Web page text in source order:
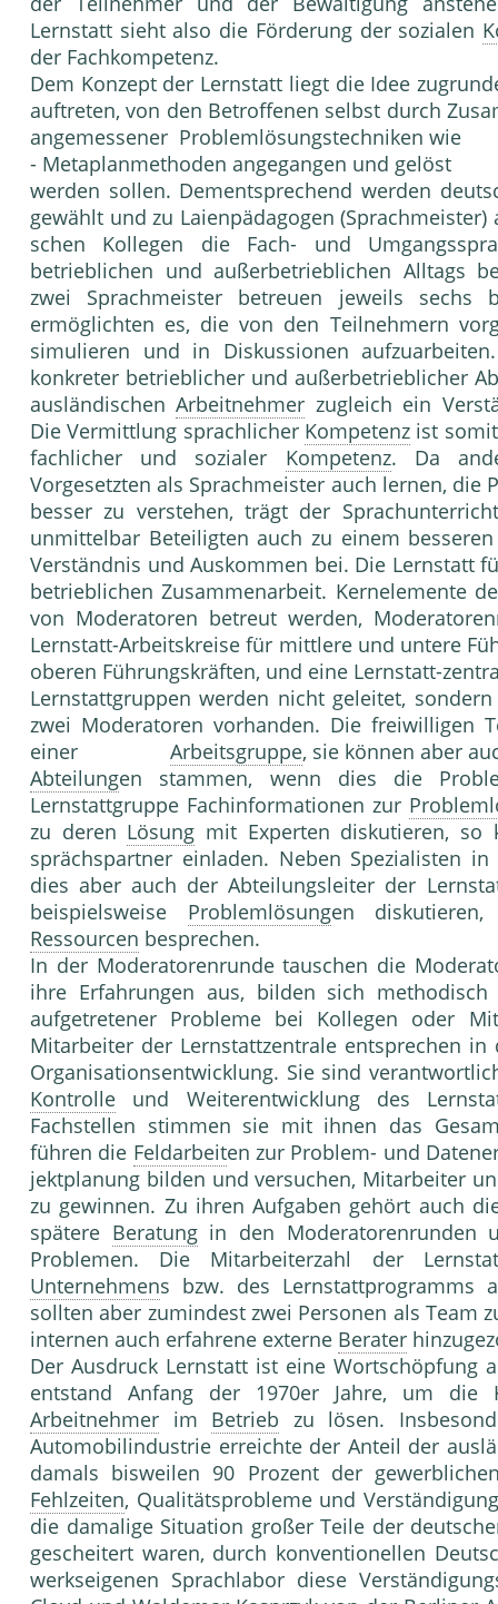
Lernstatt sieht also die Förderung der so­zialen
der Fachkompetenz.
Dem Konzept der Lernstatt liegt die Idee
auftre­ten, von den Betroffenen selbst durch
angemessener Problemlösungstechniken wie
- Metaplanmethoden angegangen und gelöst
werden sollen. Dementsprechend werden
gewählt und zu Laienpädagogen
schen Kollegen die Fach- und
betrieblichen und außerbetrieblichen Alltags
zwei Sprachmeister be­treuen jeweils
ermöglichten es, die von den Teil­nehmern
simulieren und in Diskussionen
konkreter betrieblicher und außerbetrieblicher
ausländischenArbeitnehmer zugleich ein
Die Vermittlung sprachlicher Kompetenzist somit
fachlicher und sozialer Kompetenz. Da
Vorgesetzten als Sprachmeister auch lernen,
besser zu verste­hen, trägt der
unmittelbar Beteiligten auch zu einem
Verständnis und Auskommen bei. Die Lernstatt
betrieblichen Zusammenarbeit. Kernelemente
von Moderatoren betreut werden,
Lernstatt-Arbeitskreise für mittlere und untere
oberen Führungskräften, und eine Lernstatt-
Lernstattgruppen werden nicht geleitet,
zwei Mo­deratoren vorhanden. Die freiwilligen
einer Arbeitsgruppe, sie können aber
Abteilungen stammen, wenn dies die
Lernstattgruppe Fachinformationen zur
zu deren Lösung mit Experten diskutie­ren,
sprächspartner einladen. Neben Spezialisten
dies aber auch der Abteilungsleiter der
beispielsweise Problemlösungen
Ressourcen bespre­chen.
In der Moderatorenrunde tauschen die
ihre Er­fahrungen aus, bilden sich
aufgetretener Probleme bei Kollegen oder
Mitarbeiter der Lern­stattzentrale entsprechen in
Organisationsent­wicklung. Sie sind
Kontrolle und Weiterent­wicklung des
Fachstellen stimmen sie mit ihnen das
führen die Feldarbeiten zur Problem- und
jektplanung bilden und versuchen, Mitarbeiter
zu gewinnen. Zu ihren Aufgaben gehört auch
spätere Beratungin den Moderatorenrunden
Problemen. Die Mitarbeiterzahl der
Unternehmens bzw. des Lern­stattprogramms
sollten aber zumindest zwei Personen als Team
internen auch erfahrene externe Berater
Der Ausdruck Lernstatt ist eine Wortschöpfung
ent­stand Anfang der 1970er Jahre, um die
Arbeitnehmer im Betrieb zu lösen.
Automobilindustrie erreichte der Anteil der
damals bisweilen 90 Prozent der
Fehlzeiten, Qualitätsprobleme und
die damalige Situation großer Teile der
gescheitert waren, durch konventionellen
werkseigenen Sprachlabor diese